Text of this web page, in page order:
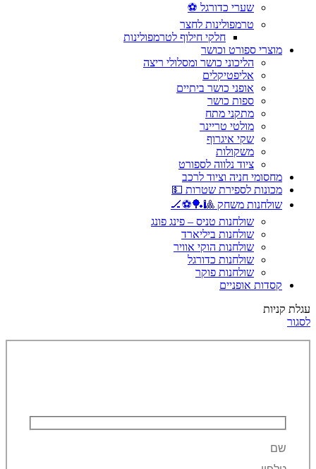
שערי כדורגל ⚽
טרמפולינות לחצר
חלקי חילוף לטרמפולינות
מוצרי ספורט וכושר
הליכוני כושר ומסלולי ריצה
אליפטיקלים
אופני כושר ביתיים
ספות כושר
מתקני מתח
מולטי טריינר
שקי איגרוף
משקולות
ציוד נלווה לספורט
מחסומי חניה וציוד לרכב
מכונות לספירת שטרות 💵
שולחנות משחק 🎱🏓⚽🏒
שולחנות טניס – פינג פונג
שולחנות ביליארד
שולחנות הוקי אוויר
שולחנות כדורגל
שולחנות פוקר
קסדות אופניים
עגלת קניות
לסגור